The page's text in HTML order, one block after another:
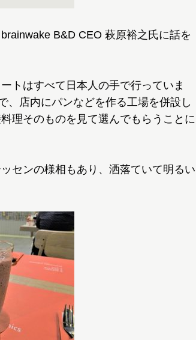
B&D CEO 萩原裕之氏に話を
トはすべて日本人の手で行っていま
、店内にパンなどを作る工場を併設し
理そのものを見て選んでもらうことに
センの様相もあり、洒落ていて明るい